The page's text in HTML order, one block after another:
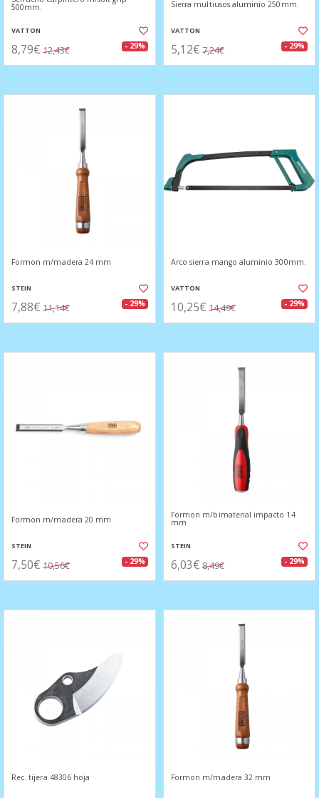
500mm.
VATTON
8,79€ 12,43€ - 29%
Sierra multiusos aluminio 250mm.
VATTON
5,12€ 7,24€ - 29%
Formon m/madera 24 mm
STEIN
7,88€ 11,14€ - 29%
Arco sierra mango aluminio 300mm.
VATTON
10,25€ 14,49€ - 29%
Formon m/madera 20 mm
STEIN
7,50€ 10,56€ - 29%
Formon m/bimaterial impacto 14
mm
STEIN
6,03€ 8,49€ - 29%
Rec. tijera 48306 hoja Formon m/madera 32 mm